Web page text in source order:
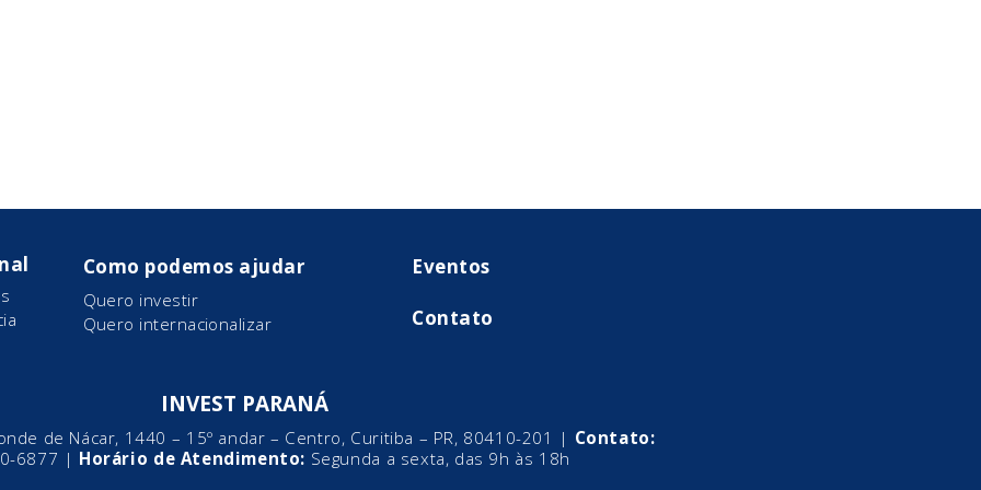
Como podemos ajudar
Quero investir
Quero internacionalizar
Eventos
Contato
INVEST PARANÁ
de Nácar, 1440 – 15º andar – Centro, Curitiba – PR, 80410-201 | Contato:
6877 | Horário de Atendimento: Segunda a sexta, das 9h às 18h